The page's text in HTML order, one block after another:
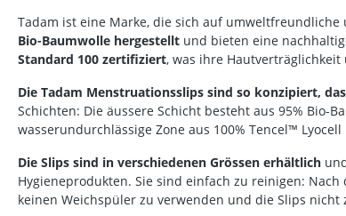
Andreabal
Anima-Strath
Anti-Brumm
Antidry
Antistax
Aosept
Tadam ist eine Marke, die sich auf
Bio-Baumwolle hergestellt und bieten eine
Standard 100 zertifiziert, was ihre
Die Tadam Menstruationsslips sind so konzipiert,
Schichten: Die äussere Schicht besteht aus 95% Bio-
wasserundurchlässige Zone aus 100% Tencel™
Die Slips sind in verschiedenen Grössen erhältlich
Hygieneprodukten. Sie sind einfach zu reinigen: Nach
keinen Weichspüler zu verwenden und die Slips